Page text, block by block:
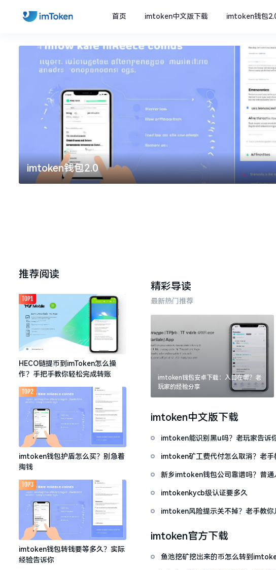
首页 imtoken中文版下载 imtoken钱包
imtoken钱包2.0
推荐阅读
HECO链提币到imToken怎么操
作？手把手教你轻松完成转账
TOP1
imtoken钱包护盾怎么买？别急着
掏钱
TOP2
imtoken钱包转钱要等多久？实际
经验告诉你
TOP3
精彩导读
最新热门推荐
imtoken钱包安卓下载：入口在哪？老
玩家的经验分享
imtoken中文版下载
imtoken能识别黑u吗？老玩家告诉
imtoken矿工费代付怎么取消？老手
新乡imtoken钱包公司靠谱吗？普通
imtokenkycb级认证要多久
imtoken风险提示关不掉？老手教你
imtoken官方下载
鱼池挖矿挖出来的币怎么转到